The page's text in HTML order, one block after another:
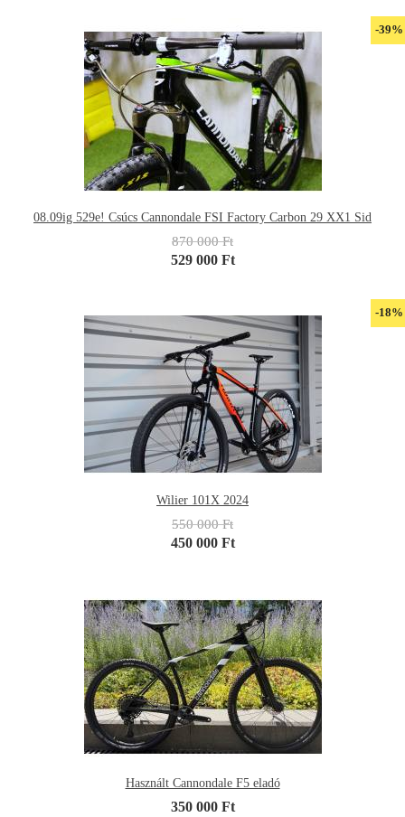
-39%
08.09ig 529e! Csúcs Cannondale FSI Factory Carbon 29 XX1 Sid
870 000 Ft
529 000 Ft
-18%
Wilier 101X 2024
550 000 Ft
450 000 Ft
Használt Cannondale F5 eladó
350 000 Ft